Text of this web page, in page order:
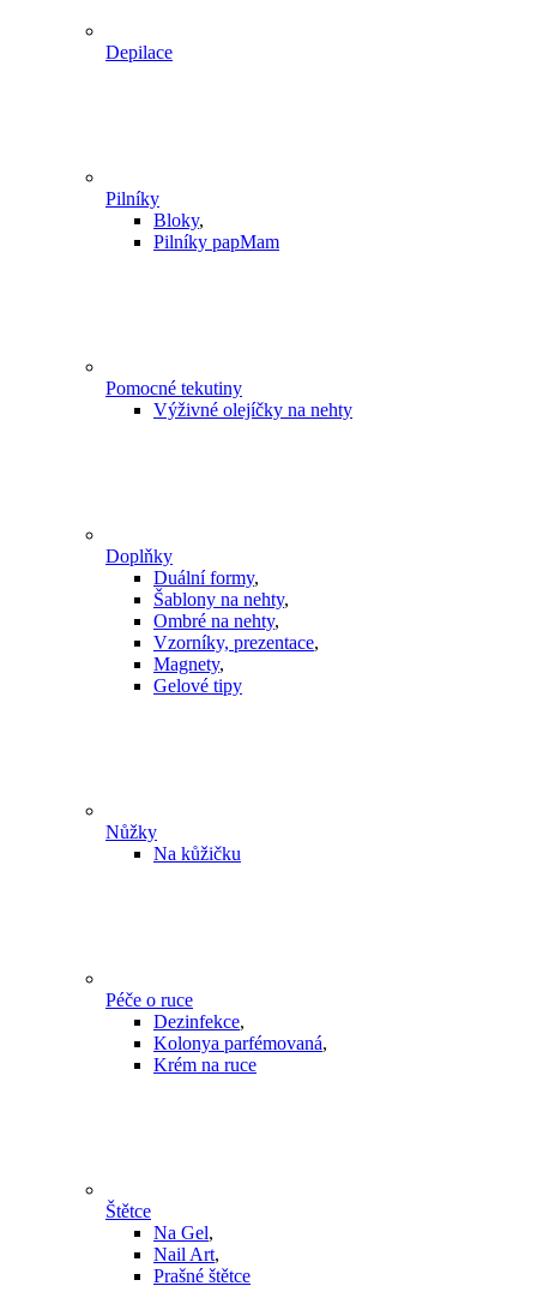
Depilace
Pilníky
Bloky,
Pilníky papMam
Pomocné tekutiny
Výživné olejíčky na nehty
Doplňky
Duální formy,
Šablony na nehty,
Ombré na nehty,
Vzorníky, prezentace,
Magnety,
Gelové tipy
Nůžky
Na kůžičku
Péče o ruce
Dezinfekce,
Kolonya parfémovaná,
Krém na ruce
Štětce
Na Gel,
Nail Art,
Prašné štětce